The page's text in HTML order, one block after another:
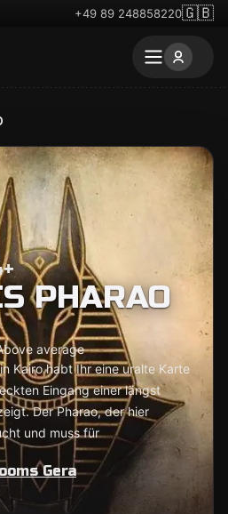
+49 89 248858220🇬🇧
PHARAO
average
Kairo habt Ihr eine uralte Karte
Eingang einer längst
Der Pharao, der hier
und muss für
Gera